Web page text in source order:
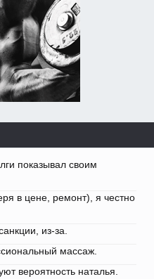
показывал своим
в цене, ремонт), я честно
из-за.
массаж.
вероятность наталья.